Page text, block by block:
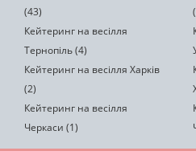
(43)
Кейтеринг на весілля
Тернопіль (4)
Кейтеринг на весілля Харків
(2)
Кейтеринг на весілля
Черкаси (1)